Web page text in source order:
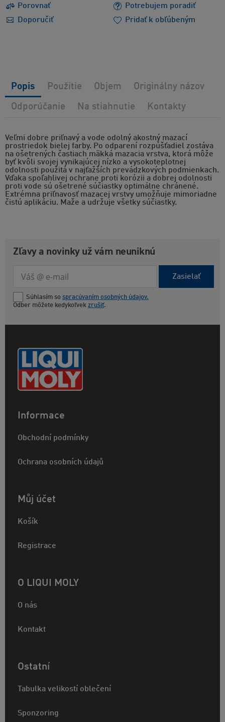
Porovnať
Potrebujem poradiť
Doporučiť
Pridať k obľúbeným
Veľmi dobre priľnavý a vode odolný akostný mazací
prostriedok bielej farby. Po odparení rozpúšťadiel zostáva
na ošetrených častiach mäkká mazacia vrstva, ktorá môže
byť kvôli svojej vynikajúcej nízko a vysokoteplotnej
odolnosti použitá v najťažších prevádzkových podmienkach.
Vďaka spoľahlivej ochrane proti korózii a dobrej odolnosti
proti vode sú ošetrené súčiastky optimálne chránené.
Extrémna priľnavosť mazacej vrstvy umožňuje mimoriadne
čistú aplikáciu. Maže a udržuje všetky súčiastky.
Popis Použitie Objem Originálny názov
Odporúčanie Na stiahnutie Kontakty
Zľavy a novinky už vám neuniknú
Zasielať
Súhlasím so spracúvaním osobných údajov.
Odber môžete kedykoľvek zrušiť.
Informace
Obchodní podmínky
Ochrana osobních údajů
Můj účet
Košík
Registrace
O LIQUI MOLY
O nás
Kontakt
Ostatní
Tabulka velikostí oblečení
Sponzoring